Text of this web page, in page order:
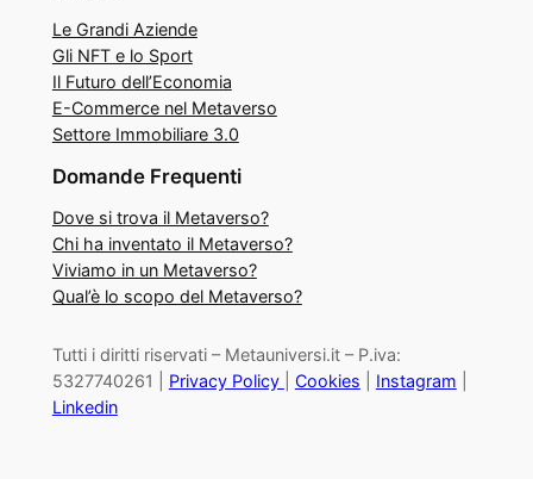
Le Grandi Aziende
Gli NFT e lo Sport
Il Futuro dell’Economia
E-Commerce nel Metaverso
Settore Immobiliare 3.0
Domande Frequenti
Dove si trova il Metaverso?
Chi ha inventato il Metaverso?
Viviamo in un Metaverso?
Qual’è lo scopo del Metaverso?
Tutti i diritti riservati – Metauniversi.it – P.iva:
5327740261 | Privacy Policy Cookies Instagram
Linkedin